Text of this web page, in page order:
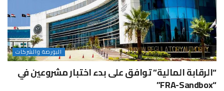
البورصة والشركات
“الرقابة المالية” توافق على بدء اختبار مشروعين في
“FRA-Sandbox”